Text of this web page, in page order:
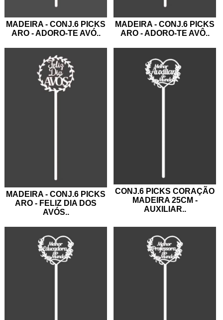
MADEIRA - CONJ.6 PICKS
ARO - ADORO-TE AVÓ..
MADEIRA - CONJ.6 PICKS
ARO - ADORO-TE AVÔ..
MADEIRA - CONJ.6 PICKS
ARO - FELIZ DIA DOS
AVÓS..
CONJ.6 PICKS CORAÇÃO
MADEIRA 25CM -
AUXILIAR..